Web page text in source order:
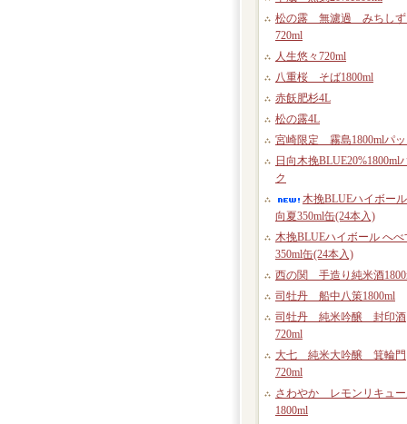
松の露 無濾過 みちしず
720ml
人生悠々720ml
八重桜 そば1800ml
赤飫肥杉4L
松の露4L
宮崎限定 霧島1800mlパッ
日向木挽BLUE20%1800ml
ク
木挽BLUEハイボール
向夏350ml缶(24本入)
木挽BLUEハイボール へべ
350ml缶(24本入)
西の関 手造り純米酒
司牡丹 船中八策1800ml
司牡丹 純米吟醸 封印酒
720ml
大七 純米大吟醸 箕輪門
720ml
さわやか レモンリキュ
1800ml